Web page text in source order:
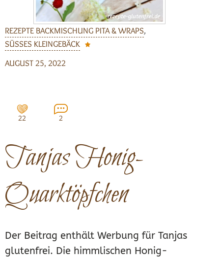
REZEPTE BACKMISCHUNG PITA & WRAPS,
SÜSSES KLEINGEBÄCK
AUGUST 25, 2022
22 2
Tanjas Honig-
Quarktöpfchen
Der Beitrag enthält Werbung für Tanjas
glutenfrei. Die himmlischen Honig-